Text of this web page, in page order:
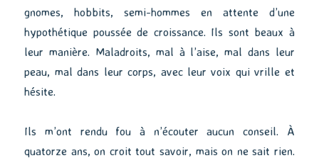
gnomes, hobbits, semi-hommes en attente d’une
hypothétique poussée de croissance. Ils sont beaux à
leur manière. Maladroits, mal à l’aise, mal dans leur
peau, mal dans leur corps, avec leur voix qui vrille et
hésite.
Ils m’ont rendu fou à n’écouter aucun conseil. À
quatorze ans, on croit tout savoir, mais on ne sait rien.